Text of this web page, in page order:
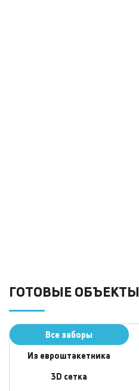
ГОТОВЫЕ ОБЪЕКТЫ
Все заборы
Из евроштакетника
3D сеткa